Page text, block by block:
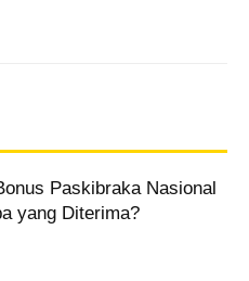
Paskibraka Nasional
yang Diterima?